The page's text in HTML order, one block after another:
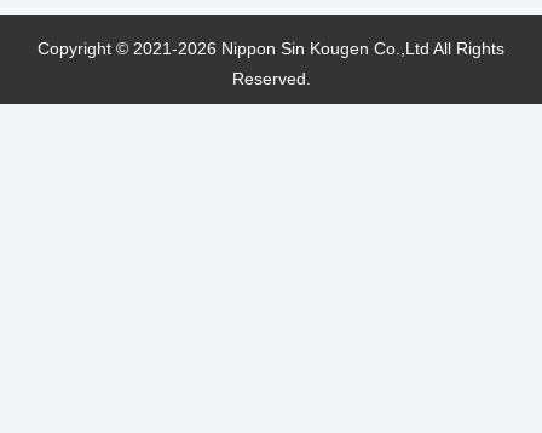
Copyright © 2021-2026 Nippon Sin Kougen Co.,Ltd All Rights
Reserved.